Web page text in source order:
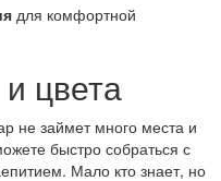
для комфортной
цвета
не займет много места и
быстро собраться с
Мало кто знает, но